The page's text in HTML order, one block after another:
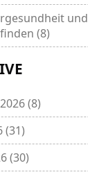
und
(8)
(8)
(31)
(30)